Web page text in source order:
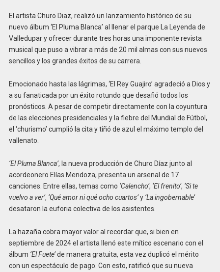
El artista Churo Diaz, realizó un lanzamiento histórico de su
nuevo álbum ‘El Pluma Blanca’ al llenar el parque La Leyenda de
Valledupar y ofrecer durante tres horas una imponente revista
musical que puso a vibrar a más de 20 mil almas con sus nuevos
sencillos y los grandes éxitos de su carrera.
Emocionado hasta las lágrimas, ‘El Rey Guajiro’ agradeció a Dios y
a su fanaticada por un éxito rotundo que desafió todos los
pronósticos. A pesar de competir directamente con la coyuntura
de las elecciones presidenciales y la fiebre del Mundial de Fútbol,
el ‘churismo’ cumplió la cita y tiñó de azul el máximo templo del
vallenato.
‘El Pluma Blanca’, la nueva producción de Churo Díaz junto al
acordeonero Elías Mendoza, presenta un arsenal de 17
canciones. Entre ellas, temas como ‘Calencho’, ‘El frenito’, ‘Si te
vuelvo a ver’, ‘Qué amor ni qué ocho cuartos’y ‘La ingobernable’
desataron la euforia colectiva de los asistentes.
La hazaña cobra mayor valor al recordar que, si bien en
septiembre de 2024 el artista llenó este mítico escenario con el
álbum ‘El Fuete’de manera gratuita, esta vez duplicó el mérito
con un espectáculo de pago. Con esto, ratificó que su nueva